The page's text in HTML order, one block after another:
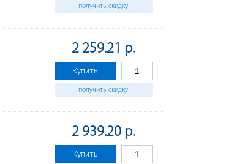
получить скидку
2 259.21 р.
Купить
получить скидку
2 939.20 р.
Купить